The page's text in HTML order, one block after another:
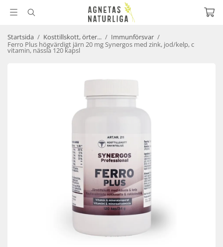
Startsida / Kosttillskott, örter... / Immunförsvar /
Ferro Plus högvärdigt järn 20 mg Synergos med zink, jod/kelp, c
vitamin, nässla 120 kapsl